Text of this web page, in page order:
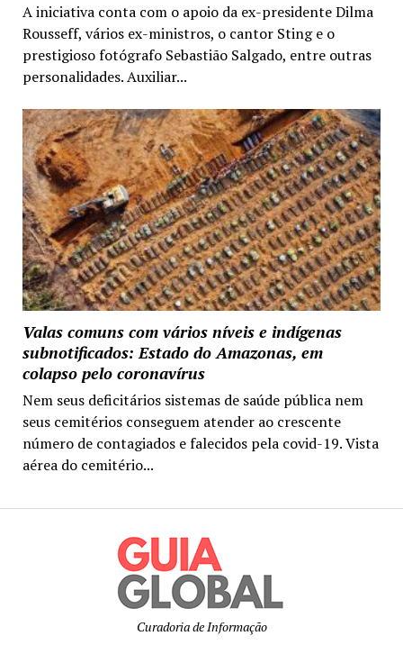
A iniciativa conta com o apoio da ex-presidente Dilma
Rousseff, vários ex-ministros, o cantor Sting e o
prestigioso fotógrafo Sebastião Salgado, entre outras
personalidades. Auxiliar...
Valas comuns com vários níveis e indígenas
subnotificados: Estado do Amazonas, em
colapso pelo coronavírus
Nem seus deficitários sistemas de saúde pública nem
seus cemitérios conseguem atender ao crescente
número de contagiados e falecidos pela covid-19. Vista
aérea do cemitério...
Curadoria de Informação